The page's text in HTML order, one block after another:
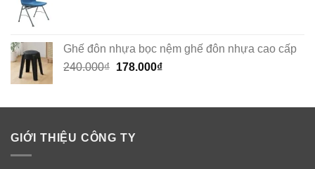
Ghế đôn nhựa bọc nệm ghế đôn nhựa cao cấp
240.000₫ Original
240.000₫.
178.000₫Current
178.000₫.
GIỚI THIỆU CÔNG TY